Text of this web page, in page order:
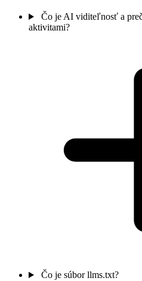
Čo je AI viditeľnosť a
aktivitami?
Čo je súbor llms.txt?